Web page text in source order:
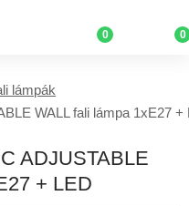
0 0
lámpák
WALL fali lámpa 1xE27 +
ADJUSTABLE
+ LED